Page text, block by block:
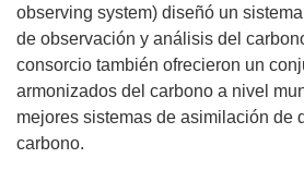
s
e
a
b
r
observing system) diseñó un
de observación y análisis del
consorcio también ofrecieron un
armonizados del carbono a nivel
mejores sistemas de asimilación de
carbono.